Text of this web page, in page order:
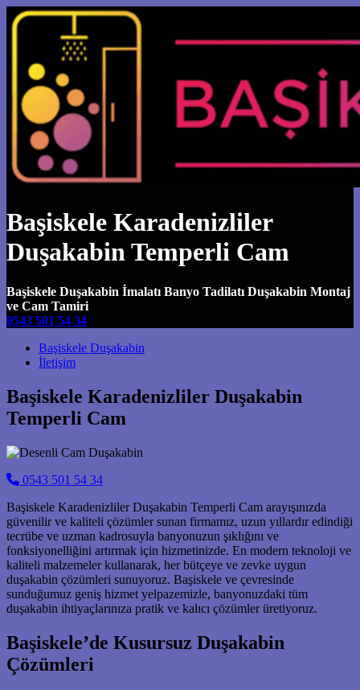
Başiskele Karadenizliler
Duşakabin Temperli Cam
Başiskele Duşakabin İmalatı Banyo Tadilatı Duşakabin Montaj
ve Cam Tamiri
0543 501 54 34
Main Navigation
Başiskele Duşakabin
İletişim
Başiskele Karadenizliler Duşakabin
Temperli Cam
0543 501 54 34
Başiskele Karadenizliler Duşakabin Temperli Cam arayışınızda
güvenilir ve kaliteli çözümler sunan firmamız, uzun yıllardır edindiği
tecrübe ve uzman kadrosuyla banyonuzun şıklığını ve
fonksiyonelliğini artırmak için hizmetinizde. En modern teknoloji ve
kaliteli malzemeler kullanarak, her bütçeye ve zevke uygun
duşakabin çözümleri sunuyoruz. Başiskele ve çevresinde
sunduğumuz geniş hizmet yelpazemizle, banyonuzdaki tüm
duşakabin ihtiyaçlarınıza pratik ve kalıcı çözümler üretiyoruz.
Başiskele’de Kusursuz Duşakabin
Çözümleri